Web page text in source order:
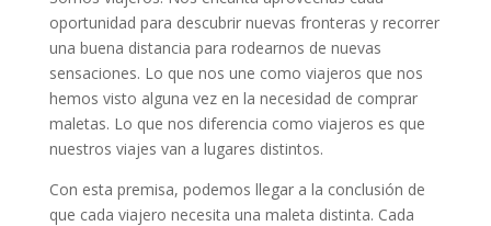
oportunidad para descubrir nuevas fronteras y recorrer
una buena distancia para rodearnos de nuevas
sensaciones. Lo que nos une como viajeros que nos
hemos visto alguna vez en la necesidad de comprar
maletas. Lo que nos diferencia como viajeros es que
nuestros viajes van a lugares distintos.
Con esta premisa, podemos llegar a la conclusión de
que cada viajero necesita una maleta distinta. Cada